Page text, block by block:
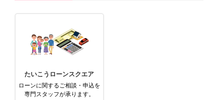
たいこうローンスクエア
ローンに関するご相談・申込を
専門スタッフが承ります。